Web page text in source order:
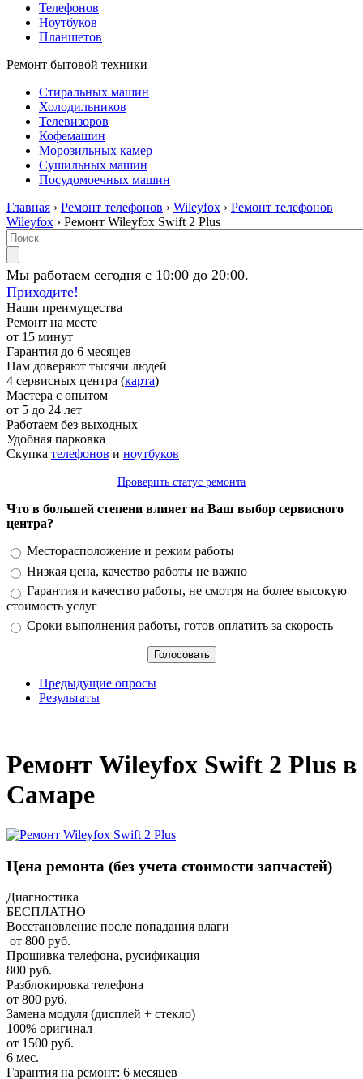
Телефонов
Ноутбуков
Планшетов
Ремонт бытовой техники
Стиральных машин
Холодильников
Телевизоров
Кофемашин
Морозильных камер
Сушильных машин
Посудомоечных машин
Главная › Ремонт телефонов › Wileyfox › Ремонт телефонов
Wileyfox › Ремонт Wileyfox Swift 2 Plus
Мы работаем сегодня с 10:00 до 20:00.
Приходите!
Наши преимущества
Ремонт на месте
от 15 минут
Гарантия до 6 месяцев
Нам доверяют тысячи людей
4 сервисных центра (карта)
Мастера с опытом
от 5 до 24 лет
Работаем без выходных
Удобная парковка
Скупка телефонов и ноутбуков
Проверить статус ремонта
Что в большей степени влияет на Ваш выбор сервисного
центра?
Варианты
Месторасположение и режим работы
Низкая цена, качество работы не важно
Гарантия и качество работы, не смотря на более высокую
стоимость услуг
Сроки выполнения работы, готов оплатить за скорость
Предыдущие опросы
Результаты
Ремонт Wileyfox Swift 2 Plus в
Самаре
Цена ремонта (без учета стоимости запчастей)
Диагностика
БЕСПЛАТНО
Восстановление после попадания влаги
от 800 руб.
Прошивка телефона, русификация
800 руб.
Разблокировка телефона
от 800 руб.
Замена модуля (дисплей + стекло)
100% оригинал
от 1500 руб.
6 мес.
Гарантия на ремонт: 6 месяцев